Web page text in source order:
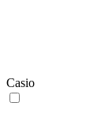
Casio